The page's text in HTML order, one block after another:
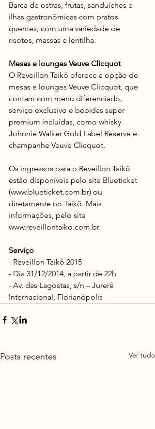
Barca de ostras, frutas, sanduíches e
ilhas gastronômicas com pratos
quentes, com uma variedade de
risotos, massas e lentilha.
Mesas e lounges Veuve Clicquot
O Reveillon Taikô oferece a opção de
mesas e lounges Veuve Clicquot, que
contam com menu diferenciado,
serviço exclusivo e bebidas super
premium incluídas, como whisky
Johnnie Walker Gold Label Reserve e
champanhe Veuve Clicquot.
Os ingressos para o Reveillon Taikô
estão disponíveis pelo site Blueticket
(www.blueticket.com.br) ou
diretamente no Taikô. Mais
informações, pelo site
www.reveillontaiko.com.br.
Serviço
- Reveillon Taikô 2015
- Dia 31/12/2014, a partir de 22h
- Av. das Lagostas, s/n – Jurerê
Internacional, Florianópolis
Posts recentes Ver tudo